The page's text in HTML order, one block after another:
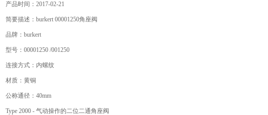
产品时间：2017-02-21
简要描述：burkert 00001250角座阀
品牌：burkert
型号：00001250 /001250
连接方式：内螺纹
材质：黄铜
公称通径：40mm
Type 2000 - 气动操作的二位二通角座阀